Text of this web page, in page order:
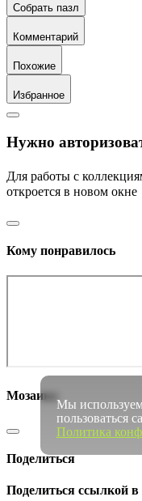
Собрать пазл
Комментарий
Похожие
Избранное
Нужно
Для работы с
откроется в новом окне
Кому понравилось
Мозаика
Поделиться
Поделиться ссылкой в
Мы
пользоваться
Политика